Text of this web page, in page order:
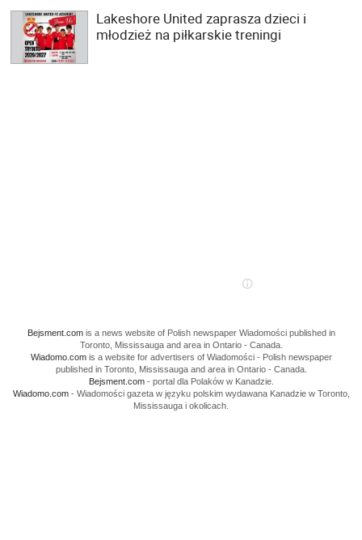
Lakeshore United zaprasza dzieci i
młodzież na piłkarskie treningi
Bejsment.comis a news website of Polish newspaper Wiadomości published in
Toronto, Mississauga and area in Ontario - Canada.
Wiadomo.comis a website for advertisers of Wiadomości - Polish newspaper
published in Toronto, Mississauga and area in Ontario - Canada.
Bejsment.com- portal dla Polaków w Kanadzie.
Wiadomo.com- Wiadomości gazeta w języku polskim wydawana Kanadzie w Toronto,
Mississauga i okolicach.